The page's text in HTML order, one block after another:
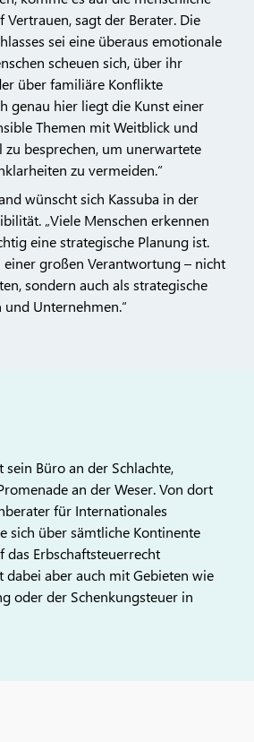
Vertrauen, sagt der Berater. Die
sei eine überaus emotionale
scheuen sich, über ihr
über familiäre Konflikte
genau hier liegt die Kunst einer
Themen mit Weitblick und
zu besprechen, um unerwartete
zu vermeiden.“
wünscht sich Kassuba in der
„Viele Menschen erkennen
eine strategische Planung ist.
einer großen Verantwortung – nicht
sondern auch als strategische
Unternehmen.“
sein Büro an der Schlachte,
an der Weser. Von dort
für Internationales
sich über sämtliche Kontinente
das Erbschaftsteuerrecht
dabei aber auch mit Gebieten wie
oder der Schenkungsteuer in